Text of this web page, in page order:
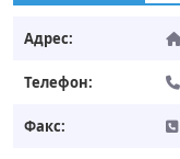
Адрес:
Телефон:
Факс: